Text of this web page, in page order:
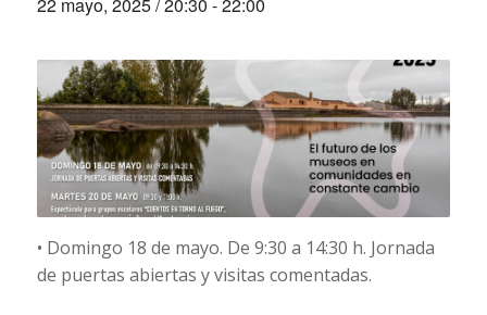
• Domingo 18 de mayo. De 9:30 a 14:30 h. Jornada
de puertas abiertas y visitas comentadas.